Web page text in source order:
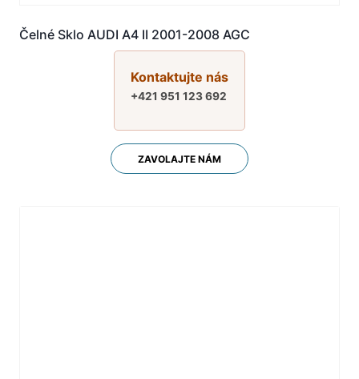
Čelné Sklo AUDI A4 II 2001-2008 AGC
Kontaktujte nás
+421 951 123 692
ZAVOLAJTE NÁM